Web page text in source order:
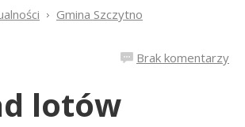
Gmina Szczytno
Brak komentarzy
lotów